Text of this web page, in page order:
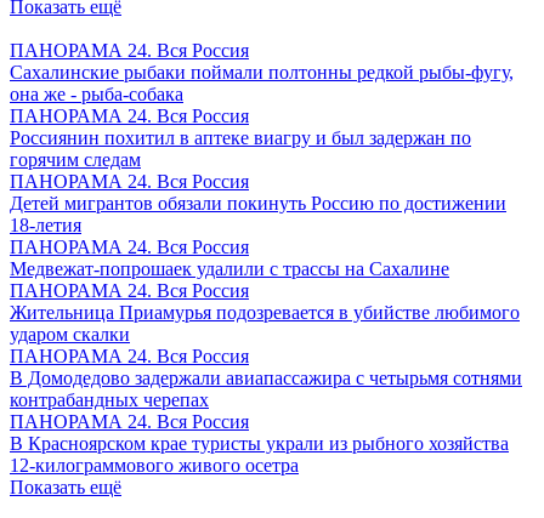
Показать ещё
ПАНОРАМА 24. Вся Россия
Сахалинские рыбаки поймали полтонны редкой рыбы-фугу,
она же - рыба-собака
ПАНОРАМА 24. Вся Россия
Россиянин похитил в аптеке виагру и был задержан по
горячим следам
ПАНОРАМА 24. Вся Россия
Детей мигрантов обязали покинуть Россию по достижении
18-летия
ПАНОРАМА 24. Вся Россия
Медвежат-попрошаек удалили с трассы на Сахалине
ПАНОРАМА 24. Вся Россия
Жительница Приамурья подозревается в убийстве любимого
ударом скалки
ПАНОРАМА 24. Вся Россия
В Домодедово задержали авиапассажира с четырьмя сотнями
контрабандных черепах
ПАНОРАМА 24. Вся Россия
В Красноярском крае туристы украли из рыбного хозяйства
12-килограммового живого осетра
Показать ещё